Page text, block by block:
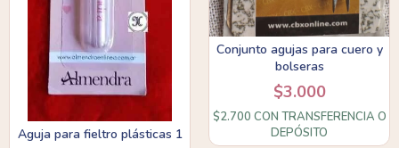
Aguja para fieltro plásticas 1
Conjunto agujas para cuero y
bolseras
$3.000
$2.700 CON TRANSFERENCIA O
DEPÓSITO